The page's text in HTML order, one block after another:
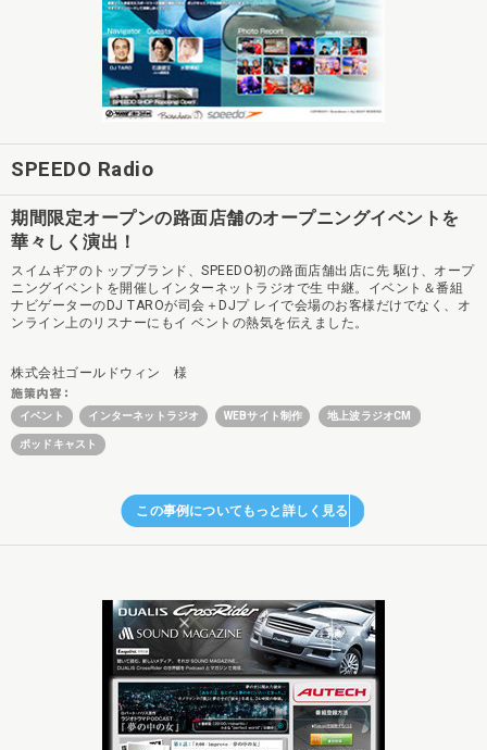
SPEEDO Radio
期間限定オープンの路面店舗のオープニングイベントを
華々しく演出！
スイムギアのトップブランド、SPEEDO初の路面店舗出店に先 駆け、オープ
ニングイベントを開催しインターネットラジオで生 中継。イベント＆番組
ナビゲーターのDJ TAROが司会＋DJプ レイで会場のお客様だけでなく、オ
ンライン上のリスナーにもイ ベントの熱気を伝えました。
株式会社ゴールドウィン 様
イベント インターネットラジオ WEBサイト制作 地上波ラジオCM
ポッドキャスト
この事例についてもっと詳しく見る